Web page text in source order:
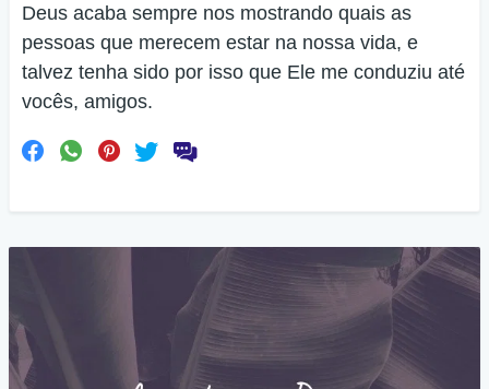
Deus acaba sempre nos mostrando quais as
pessoas que merecem estar na nossa vida, e
talvez tenha sido por isso que Ele me conduziu até
vocês, amigos.